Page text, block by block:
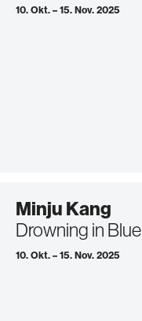
10. Okt. – 15. Nov. 2025
Minju Kang
Drowning in Blue
10. Okt. – 15. Nov. 2025